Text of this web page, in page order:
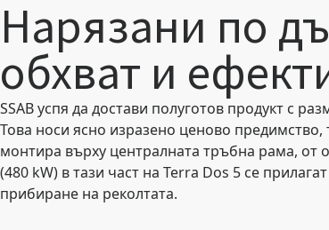
Нарязани по
обхват и
SSAB успя да достави полуготов продукт с
Това носи ясно изразено ценово
монтира върху централната тръбна рама, от
(480 kW) в тази част на Terra Dos 5 се
прибиране на реколтата.